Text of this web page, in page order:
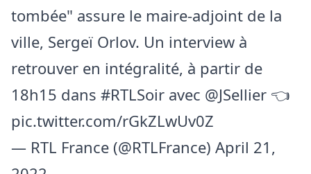
tombée" assure le maire-adjoint de la
ville, Sergeï Orlov. Un interview à
retrouver en intégralité, à partir de
18h15 dans #RTLSoir avec @JSellier 👈
pic.twitter.com/rGkZLwUv0Z
— RTL France (@RTLFrance) April 21,